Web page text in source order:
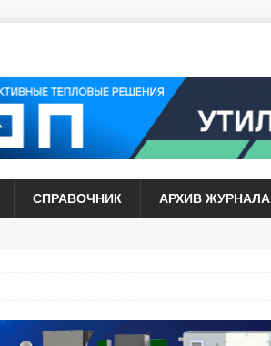
СПРАВОЧНИК АРХИВ ЖУРНАЛА